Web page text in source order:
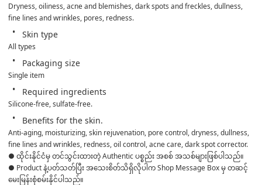
Dryness, oiliness, acne and blemishes, dark spots and freckles, dullness,
fine lines and wrinkles, pores, redness.
Skin type
All types
Packaging size
Single item
Required ingredients
Silicone-free, sulfate-free.
Benefits for the skin.
Anti-aging, moisturizing, skin rejuvenation, pore control, dryness, dullness,
fine lines and wrinkles, redness, oil control, acne care, dark spot corrector.
● ထိုင်းနိုင်ငံမှ တင်သွင်းထားတဲ့ Authentic ပစ္စည်း အစစ် အသစ်များဖြစ်ပါသည်။
● Product နဲ့ပတ်သတ်ပြီး အသေးစိတ်သိရှိလိုပါက Shop Message Box မှ တဆင့်
မေးမြန်းစုံစမ်းနိုင်ပါသည်။